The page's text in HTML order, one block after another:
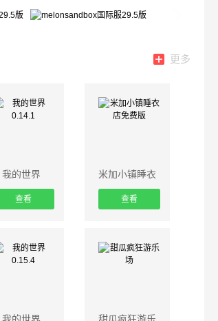
更多
我的世界
查看
米加小镇睡衣
查看